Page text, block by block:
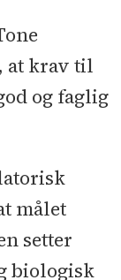
at krav til
og faglig
målet
setter
biologisk